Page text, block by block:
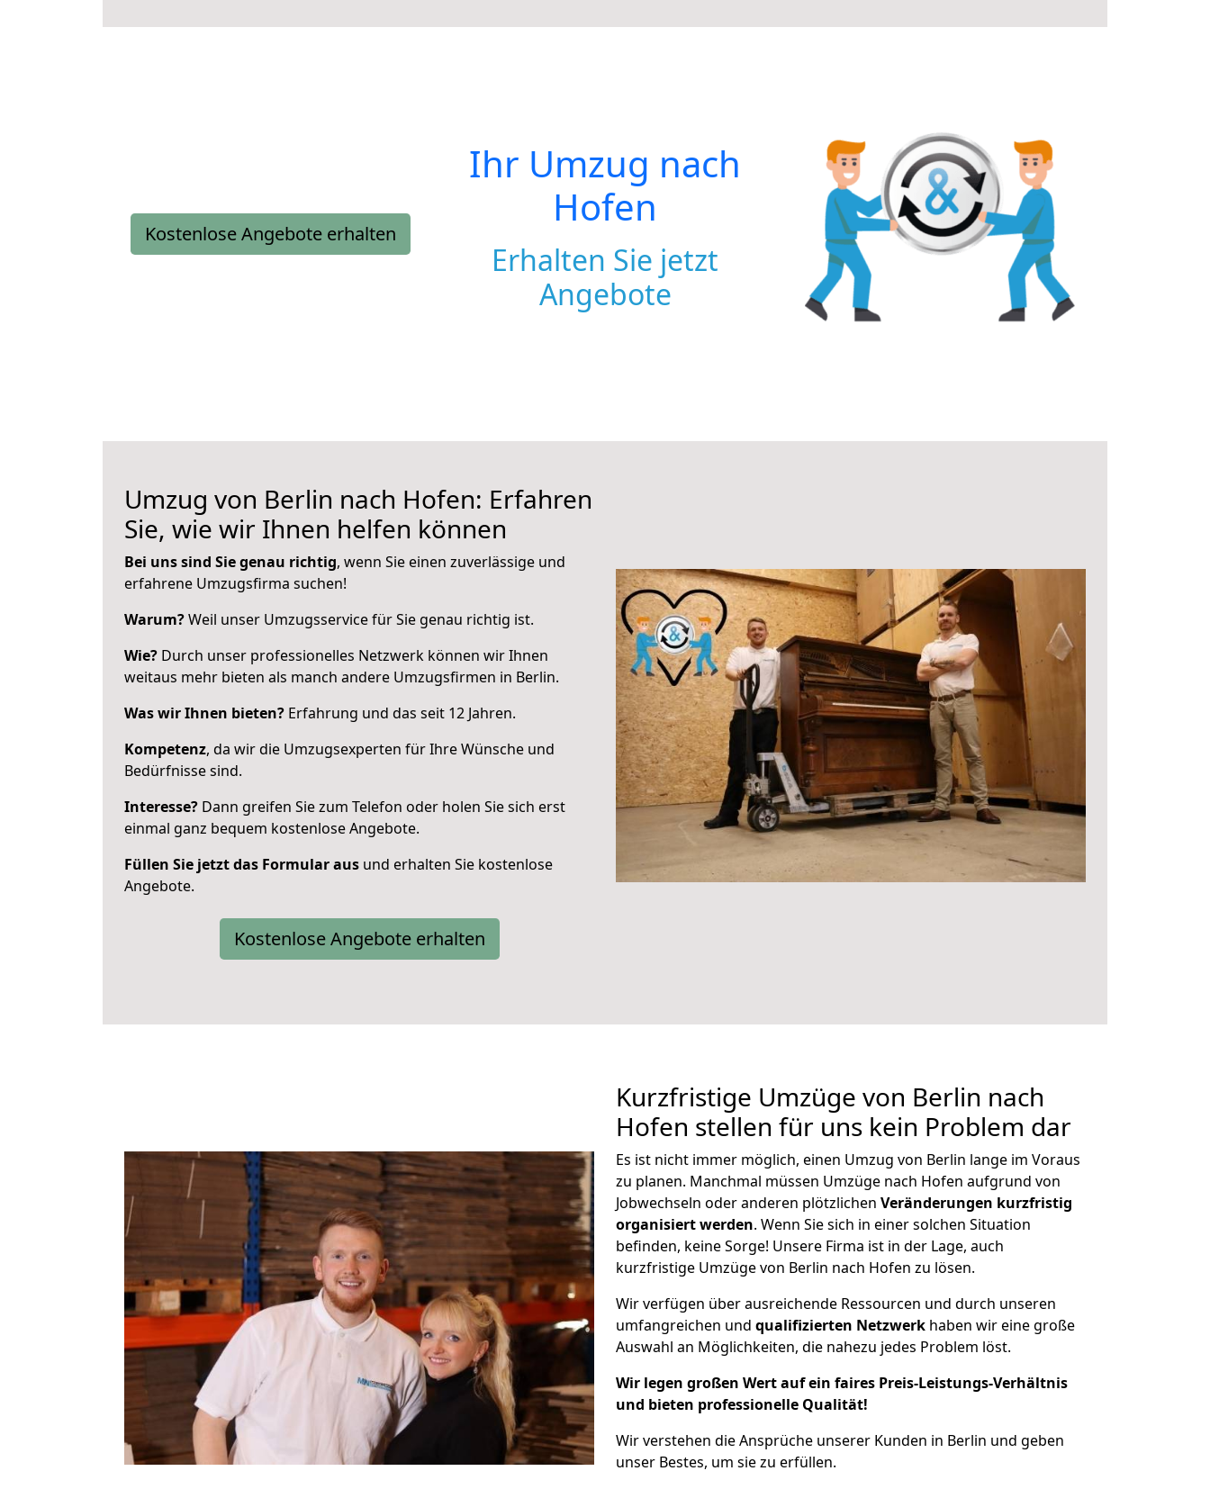
Kostenlose Angebote erhalten
Ihr Umzug nach
Hofen
Erhalten Sie jetzt
Angebote
Umzug von Berlin nach Hofen: Erfahren
Sie, wie wir Ihnen helfen können
Bei uns sind Sie genau richtig, wenn Sie einen zuverlässige und
erfahrene Umzugsfirma suchen!
Warum?Weil unser Umzugsservice für Sie genau richtig ist.
Wie? Durch unser professionelles Netzwerk können wir Ihnen
weitaus mehr bieten als manch andere Umzugsfirmen in Berlin.
Was wir Ihnen bieten? Erfahrung und das seit 12 Jahren.
Kompetenz, da wir die Umzugsexperten für Ihre Wünsche und
Bedürfnisse sind.
Interesse? Dann greifen Sie zum Telefon oder holen Sie sich erst
einmal ganz bequem kostenlose Angebote.
Füllen Sie jetzt das Formular aus und erhalten Sie kostenlose
Angebote.
Kostenlose Angebote erhalten
Kurzfristige Umzüge von Berlin nach
Hofen stellen für uns kein Problem dar
Es ist nicht immer möglich, einen Umzug von Berlin lange im Voraus
zu planen. Manchmal müssen Umzüge nach Hofen aufgrund von
Jobwechseln oder anderen plötzlichen Veränderungen kurzfristig
organisiert werden. Wenn Sie sich in einer solchen Situation
befinden, keine Sorge! Unsere Firma ist in der Lage, auch
kurzfristige Umzüge von Berlin nach Hofen zu lösen.
Wir verfügen über ausreichende Ressourcen und durch unseren
umfangreichen und qualifizierten Netzwerk haben wir eine große
Auswahl an Möglichkeiten, die nahezu jedes Problem löst.
Wir legen großen Wert auf ein faires Preis-Leistungs-Verhältnis
und bieten professionelle Qualität!
Wir verstehen die Ansprüche unserer Kunden in Berlin und geben
unser Bestes, um sie zu erfüllen.